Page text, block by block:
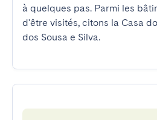
à quelques pas. Parmi les
d'être visités, citons la Casa
dos Sousa e Silva.